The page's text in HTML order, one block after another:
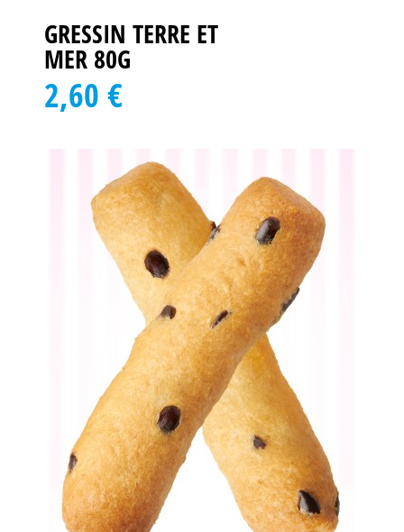
GRESSIN TERRE ET
MER 80G
2,60 €